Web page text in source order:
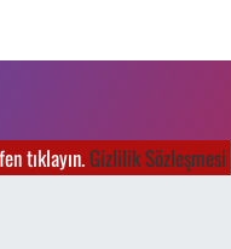
tıklayın.Gizlilik Sözleşmesi